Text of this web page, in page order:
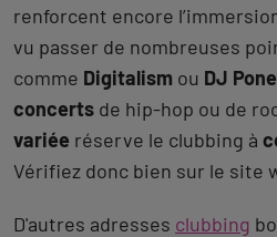
renforcent encore
vu passer de nombreuses
comme Digitalism ou DJ Pone
concerts de hip-hop ou de
variée réserve le clubbing à
Vérifiez donc bien sur le site
D'autres adresses clubbing